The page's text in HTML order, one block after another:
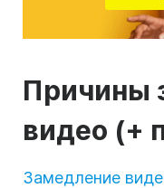
Причины
видео (+
Замедление